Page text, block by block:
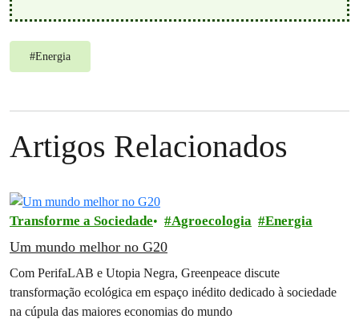
#Energia
Artigos Relacionados
Transforme a Sociedade Agroecologia Energia
Um mundo melhor no G20
Com PerifaLAB e Utopia Negra, Greenpeace discute
transformação ecológica em espaço inédito dedicado à sociedade
na cúpula das maiores economias do mundo